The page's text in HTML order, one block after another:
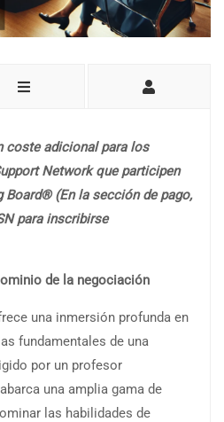
coste adicional para los
Network que participen
Board® (En la sección de pago,
para inscribirse
de la negociación
una inmersión profunda en
fundamentales de una
por un profesor
una amplia gama de
las habilidades de